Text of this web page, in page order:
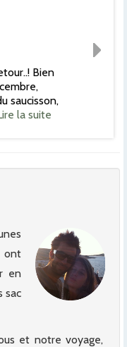
Bien
saucisson,
la suite
ont
en
sac
et notre voyage,